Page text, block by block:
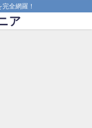
全網羅！
ア